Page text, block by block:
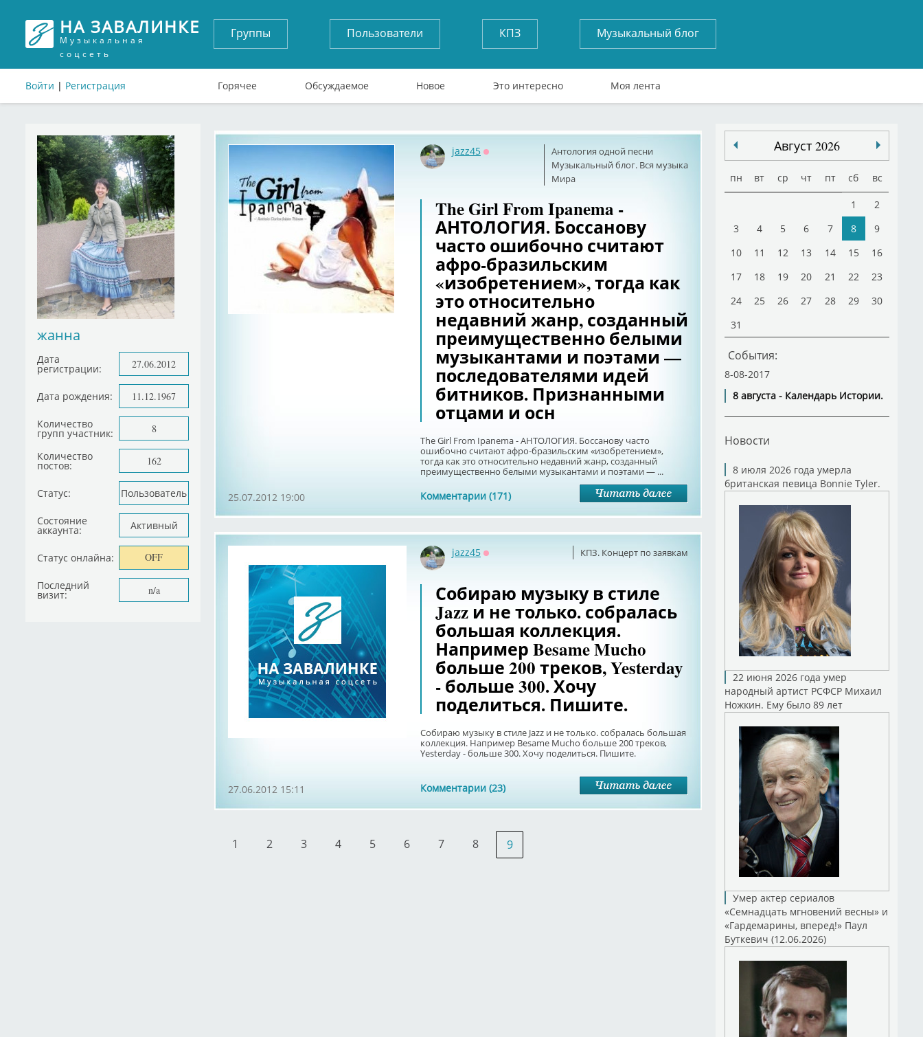
НА ЗАВАЛИНКЕ
Музыкальная
соцсеть
Войти | Регистрация
Группы Пользователи КПЗ Музыкальный блог
Горячее Обсуждаемое Новое Это интересно Моя лента
жанна
Дата
регистрации: 27.06.2012
Дата рождения: 11.12.1967
Количество
групп участник: 8
Количество
постов: 162
Статус: Пользователь
Состояние
аккаунта: Активный
Статус онлайна: OFF
Последний
визит: n/a
Антология одной песни
Музыкальный блог. Вся музыка
Мира
jazz45
The Girl From Ipanema -
АНТОЛОГИЯ. Боссанову
часто ошибочно считают
афро-бразильским
«изобретением», тогда как
это относительно
недавний жанр, созданный
преимущественно белыми
музыкантами и поэтами —
последователями идей
битников. Признанными
отцами и осн
The Girl From Ipanema - АНТОЛОГИЯ. Боссанову часто
ошибочно считают афро-бразильским «изобретением»,
тогда как это относительно недавний жанр, созданный
преимущественно белыми музыкантами и поэтами — ...
Комментарии (171)
25.07.2012 19:00
КПЗ. Концерт по заявкам
jazz45
Собираю музыку в стиле
Jazz и не только. собралась
большая коллекция.
Например Besame Mucho
больше 200 треков, Yesterday
- больше 300. Хочу
поделиться. Пишите.
Собираю музыку в стиле Jazz и не только. собралась большая
коллекция. Например Besame Mucho больше 200 треков,
Yesterday - больше 300. Хочу поделиться. Пишите.
Комментарии (23)
27.06.2012 15:11
1 2 3 4 5 6 7 8 9
Август 2026
пн вт ср чт пт сб вс
1
2
3
4 5 6 7 8
9
10
11 12 13 14 15
16
17
18 19 20 21 22
23
24
25 26 27 28 29
30
31
События:
8-08-2017
8 августа - Календарь Истории.
Новости
8 июля 2026 года умерла
британская певица Bonnie Tyler.
22 июня 2026 года умер
народный артист РСФСР Михаил
Ножкин. Ему было 89 лет
Умер актер сериалов
«Семнадцать мгновений весны» и
«Гардемарины, вперед!» Паул
Буткевич (12.06.2026)